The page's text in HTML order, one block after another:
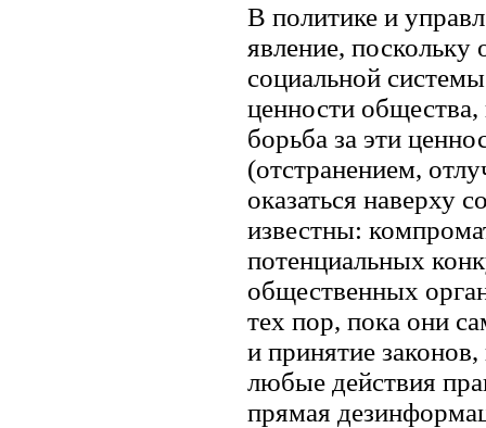
В политике и
явление,
социальной
ценности общества,
борьба за эти
(отстранением,
оказаться наверху
известны:
потенциальных
общественных
тех пор, пока они
и принятие
любые действия
прямая